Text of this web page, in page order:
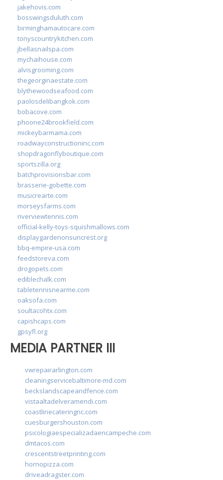
jakehovis.com
bosswingsduluth.com
birminghamautocare.com
tonyscountrykitchen.com
jbellasnailspa.com
mychaihouse.com
alvisgrooming.com
thegeorginaestate.com
blythewoodseafood.com
paolosdelibangkok.com
bobacove.com
phoone24brookfield.com
mickeybarmama.com
roadwayconstructioninc.com
shopdragonflyboutique.com
sportszilla.org
batchprovisionsbar.com
brasserie-gobette.com
musicrearte.com
morseysfarms.com
riverviewtennis.com
official-kelly-toys-squishmallows.com
displaygardenonsuncrest.org
bbq-empire-usa.com
feedstoreva.com
drogopets.com
ediblechalk.com
tabletennisnearme.com
oaksofa.com
soultacohtx.com
capishcaps.com
gpsyfl.org
MEDIA PARTNER III
vwrepairarlington.com
cleaningservicebaltimore-md.com
beckslandscapeandfence.com
vistaaltadelveramendi.com
coastlinecateringnc.com
cuesburgershouston.com
psicologiaespecializadaencampeche.com
dmtacos.com
crescentstreetprinting.com
hornopizza.com
driveadragster.com